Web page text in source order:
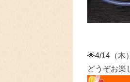
🌟4/14（木
どうぞお楽